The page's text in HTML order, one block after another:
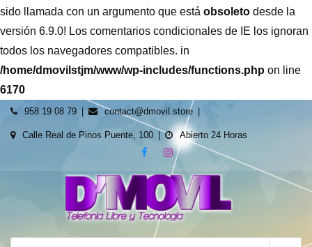
sido llamada con un argumento que está obsoleto desde la
versión 6.9.0! Los comentarios condicionales de IE los ignoran
todos los navegadores compatibles. in
/home/dmovilstjm/www/wp-includes/functions.php on line
6170
Skip
958 19 08 79 contact@dmovil.store
Calle Real de Pinos Puente, 100 Abierto 24 Horas
dmovil.store
Venta de tecnología al mejor precio y servicio